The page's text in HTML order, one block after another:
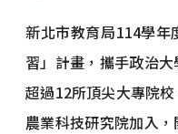
新北市教育局114學年
習」計畫，攜手政治
超過12所頂尖大專院
農業科技研究院加入